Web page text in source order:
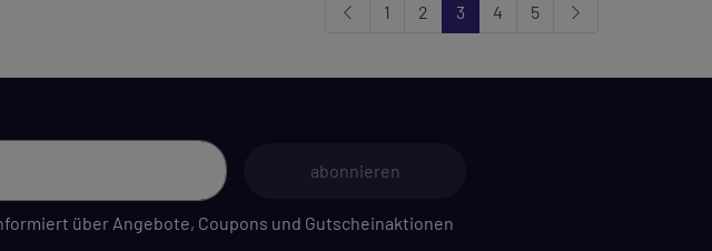
1 2 3 4 5
abonnieren
über Angebote, Coupons und Gutscheinaktionen